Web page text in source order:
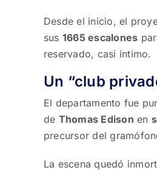
Desde el inicio, el
sus 1665 escalones
reservado, casi íntimo.
Un “club
El departamento fue
de Thomas Edison en
precursor del
La escena quedó